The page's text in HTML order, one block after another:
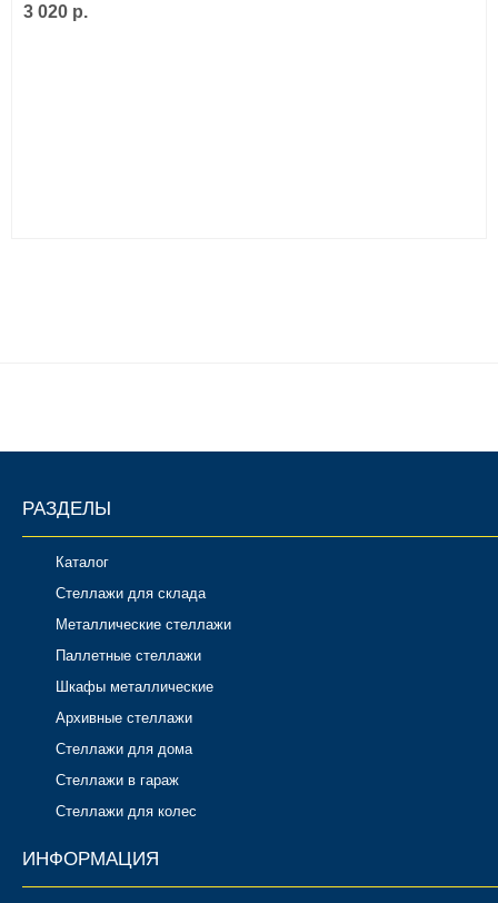
3 020 р.
РАЗДЕЛЫ
Каталог
Стеллажи для склада
Металлические стеллажи
Паллетные стеллажи
Шкафы металлические
Архивные стеллажи
Стеллажи для дома
Стеллажи в гараж
Стеллажи для колес
ИНФОРМАЦИЯ